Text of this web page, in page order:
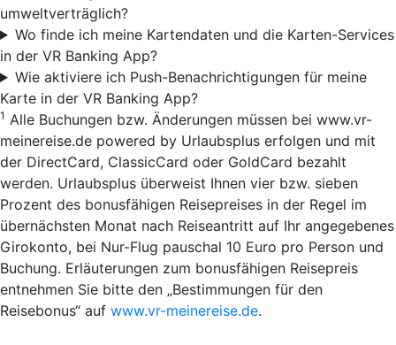
umweltverträglich?
Wo finde ich meine Kartendaten und die Karten-Services
in der VR Banking App?
Wie aktiviere ich Push-Benachrichtigungen für meine
Karte in der VR Banking App?
1 Alle Buchungen bzw. Änderungen müssen bei www.vr-
meinereise.de powered by Urlaubsplus erfolgen und mit
der DirectCard, ClassicCard oder GoldCard bezahlt
werden. Urlaubsplus überweist Ihnen vier bzw. sieben
Prozent des bonusfähigen Reisepreises in der Regel im
übernächsten Monat nach Reiseantritt auf Ihr angegebenes
Girokonto, bei Nur-Flug pauschal 10 Euro pro Person und
Buchung. Erläuterungen zum bonusfähigen Reisepreis
entnehmen Sie bitte den „Bestimmungen für den
Reisebonus“ auf www.vr-meinereise.de.